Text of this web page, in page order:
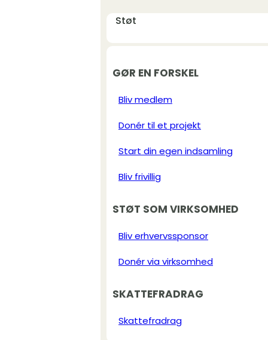
Støt
GØR EN FORSKEL
Bliv medlem
Donér til et projekt
Start din egen indsamling
Bliv frivillig
STØT SOM VIRKSOMHED
Bliv erhvervssponsor
Donér via virksomhed
SKATTEFRADRAG
Skattefradrag